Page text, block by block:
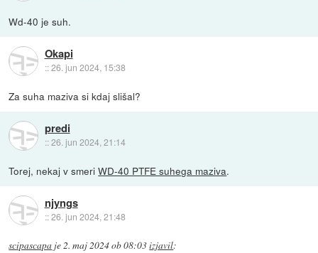
Wd-40 je suh.
Okapi
::26. jun 2024, 15:38
Za suha maziva si kdaj slišal?
predi
::26. jun 2024, 21:14
Torej, nekaj v smeriWD-40 PTFE suhega maziva.
njyngs
::26. jun 2024, 21:48
scipascapa je2. maj 2024 ob 08:03izjavil: